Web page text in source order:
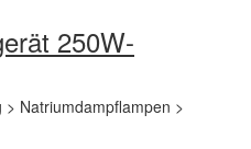
250W-
> Natriumdampflampen >